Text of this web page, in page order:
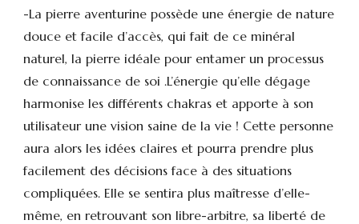
-La pierre aventurine possède une énergie de nature
douce et facile d’accès, qui fait de ce minéral
naturel, la pierre idéale pour entamer un processus
de connaissance de soi .L’énergie qu’elle dégage
harmonise les différents chakras et apporte à son
utilisateur une vision saine de la vie ! Cette personne
aura alors les idées claires et pourra prendre plus
facilement des décisions face à des situations
compliquées. Elle se sentira plus maîtresse d’elle-
même, en retrouvant son libre-arbitre, sa liberté de